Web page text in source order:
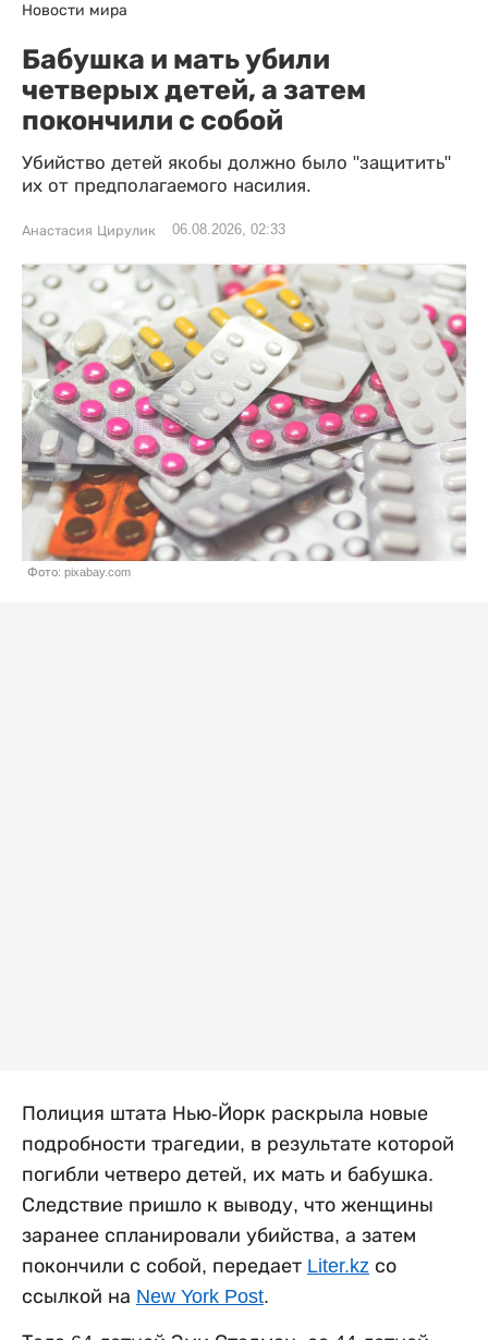
Новости мира
Бабушка и мать убили
четверых детей, а затем
покончили с собой
Убийство детей якобы должно было "защитить"
их от предполагаемого насилия.
Анастасия Цирулик 06.08.2026, 02:33
Фото: pixabay.com
Полиция штата Нью-Йорк раскрыла новые
подробности трагедии, в результате которой
погибли четверо детей, их мать и бабушка.
Следствие пришло к выводу, что женщины
заранее спланировали убийства, а затем
покончили с собой, передает Liter.kz со
ссылкой на New York Post.